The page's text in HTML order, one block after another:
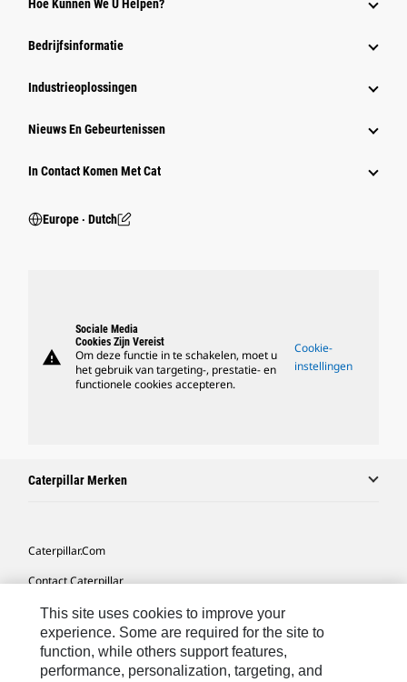
Hoe Kunnen We U Helpen?
Bedrijfsinformatie
Industrieoplossingen
Nieuws En Gebeurtenissen
In Contact Komen Met Cat
Europe ‧ Dutch
warning
Sociale Media
Cookies Zijn Vereist
Om deze functie in te schakelen, moet u
het gebruik van targeting-, prestatie- en
functionele cookies accepteren.
Cookie-
instellingen
Caterpillar Merken
Caterpillar.com
Contact Caterpillar
Mijn Marketingvoorkeuren
Site Map
Cookie Settings
This site uses cookies to improve your
experience. Some are required for the site to
function, while others support features,
performance, personalization, targeting, and